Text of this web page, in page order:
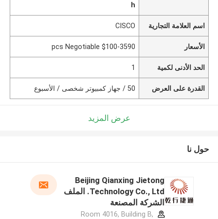
h
اسم العلامة التجارية CISCO
الأسعار $100-3590 pcs Negotiable
الحد الأدنى لكمية 1
القدرة على العرض 50 / جهاز كمبيوتر شخصى / الأسبوع
عرض المزيد
حول نا
Beijing Qianxing Jietong
Technology Co., Ltd. الملف
الشركة المصنعة
Room 4016, Building B,